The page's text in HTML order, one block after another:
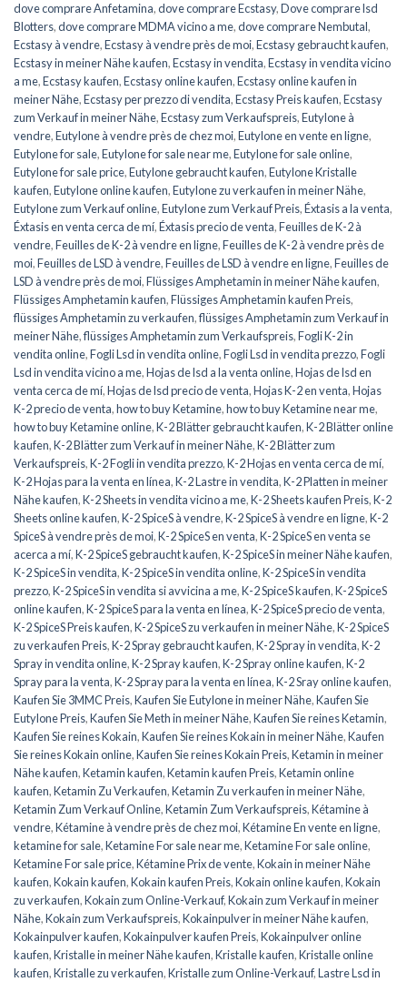
dove comprare Anfetamina,dove comprare Ecstasy,Dove comprare lsd
Blotters,dove comprare MDMA vicino a me,dove comprare Nembutal,
Ecstasy à vendre,Ecstasy à vendre près de moi,Ecstasy gebraucht kaufen,
Ecstasy in meiner Nähe kaufen,Ecstasy in vendita,Ecstasy in vendita vicino
a me,Ecstasy kaufen,Ecstasy online kaufen,Ecstasy online kaufen in
meiner Nähe,Ecstasy per prezzo di vendita,Ecstasy Preis kaufen,Ecstasy
zum Verkauf in meiner Nähe,Ecstasy zum Verkaufspreis,Eutylone à
vendre,Eutylone à vendre près de chez moi,Eutylone en vente en ligne,
Eutylone for sale,Eutylone for sale near me,Eutylone for sale online,
Eutylone for sale price,Eutylone gebraucht kaufen,Eutylone Kristalle
kaufen,Eutylone online kaufen,Eutylone zu verkaufen in meiner Nähe,
Eutylone zum Verkauf online,Eutylone zum Verkauf Preis,Éxtasis a la venta,
Éxtasis en venta cerca de mí,Éxtasis precio de venta,Feuilles de K-2 à
vendre,Feuilles de K-2 à vendre en ligne,Feuilles de K-2 à vendre près de
moi,Feuilles de LSD à vendre,Feuilles de LSD à vendre en ligne,Feuilles de
LSD à vendre près de moi,Flüssiges Amphetamin in meiner Nähe kaufen,
Flüssiges Amphetamin kaufen,Flüssiges Amphetamin kaufen Preis,
flüssiges Amphetamin zu verkaufen,flüssiges Amphetamin zum Verkauf in
meiner Nähe,flüssiges Amphetamin zum Verkaufspreis,Fogli K-2 in
vendita online,Fogli Lsd in vendita online,Fogli Lsd in vendita prezzo,Fogli
Lsd in vendita vicino a me,Hojas de lsd a la venta online,Hojas de lsd en
venta cerca de mí,Hojas de lsd precio de venta,Hojas K-2 en venta,Hojas
K-2 precio de venta,how to buy Ketamine,how to buy Ketamine near me,
how to buy Ketamine online,K-2 Blätter gebraucht kaufen,K-2 Blätter online
kaufen,K-2 Blätter zum Verkauf in meiner Nähe,K-2 Blätter zum
Verkaufspreis,K-2 Fogli in vendita prezzo,K-2 Hojas en venta cerca de mí,
K-2 Hojas para la venta en línea,K-2 Lastre in vendita,K-2 Platten in meiner
Nähe kaufen,K-2 Sheets in vendita vicino a me,K-2 Sheets kaufen Preis,K-2
Sheets online kaufen,K-2 SpiceS à vendre,K-2 SpiceS à vendre en ligne,K-2
SpiceS à vendre près de moi,K-2 SpiceS en venta,K-2 SpiceS en venta se
acerca a mí,K-2 SpiceS gebraucht kaufen,K-2 SpiceS in meiner Nähe kaufen,
K-2 SpiceS in vendita,K-2 SpiceS in vendita online,K-2 SpiceS in vendita
prezzo,K-2 SpiceS in vendita si avvicina a me,K-2 SpiceS kaufen,K-2 SpiceS
online kaufen,K-2 SpiceS para la venta en línea,K-2 SpiceS precio de venta,
K-2 SpiceS Preis kaufen,K-2 SpiceS zu verkaufen in meiner Nähe,K-2 SpiceS
zu verkaufen Preis,K-2 Spray gebraucht kaufen,K-2 Spray in vendita,K-2
Spray in vendita online,K-2 Spray kaufen,K-2 Spray online kaufen,K-2
Spray para la venta,K-2 Spray para la venta en línea,K-2 Sray online kaufen,
Kaufen Sie 3MMC Preis,Kaufen Sie Eutylone in meiner Nähe,Kaufen Sie
Eutylone Preis,Kaufen Sie Meth in meiner Nähe,Kaufen Sie reines Ketamin,
Kaufen Sie reines Kokain,Kaufen Sie reines Kokain in meiner Nähe,Kaufen
Sie reines Kokain online,Kaufen Sie reines Kokain Preis,Ketamin in meiner
Nähe kaufen,Ketamin kaufen,Ketamin kaufen Preis,Ketamin online
kaufen,Ketamin Zu Verkaufen,Ketamin Zu verkaufen in meiner Nähe,
Ketamin Zum Verkauf Online,Ketamin Zum Verkaufspreis,Kétamine à
vendre,Kétamine à vendre près de chez moi,Kétamine En vente en ligne,
ketamine for sale,Ketamine For sale near me,Ketamine For sale online,
Ketamine For sale price,Kétamine Prix de vente,Kokain in meiner Nähe
kaufen,Kokain kaufen,Kokain kaufen Preis,Kokain online kaufen,Kokain
zu verkaufen,Kokain zum Online-Verkauf,Kokain zum Verkauf in meiner
Nähe,Kokain zum Verkaufspreis,Kokainpulver in meiner Nähe kaufen,
Kokainpulver kaufen,Kokainpulver kaufen Preis,Kokainpulver online
kaufen,Kristalle in meiner Nähe kaufen,Kristalle kaufen,Kristalle online
kaufen,Kristalle zu verkaufen,Kristalle zum Online-Verkauf,Lastre Lsd in